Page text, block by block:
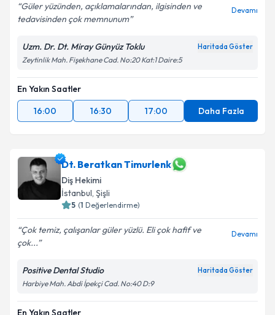
Güler yüzünden, açıklamalarından, ilgisinden ve
tedavisinden çok memnunum
Devamı
Uzm. Dr. Dt. Miray Günyüz Toklu Haritada Göster
Zeytinlik Mah. Fişekhane Cad. No:20 Kat:1 Daire:5
En Yakın Saatler
16:00
16:30 17:00 Daha Fazla
Dt. Beratkan Timurlenk
Diş Hekimi
İstanbul, Şişli
5 (1 Değerlendirme)
Çok temiz, çalışanlar güler yüzlü. Eli çok hafif ve
çok...
Devamı
Positive Dental Studio Haritada Göster
Harbiye Mah. Abdi İpekçi Cad. No:40 D:9
En Yakın Saatler